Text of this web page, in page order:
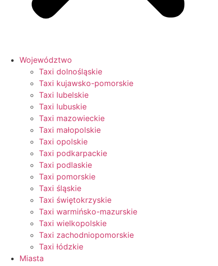
Województwo
Taxi dolnośląskie
Taxi kujawsko-pomorskie
Taxi lubelskie
Taxi lubuskie
Taxi mazowieckie
Taxi małopolskie
Taxi opolskie
Taxi podkarpackie
Taxi podlaskie
Taxi pomorskie
Taxi śląskie
Taxi świętokrzyskie
Taxi warmińsko-mazurskie
Taxi wielkopolskie
Taxi zachodniopomorskie
Taxi łódzkie
Miasta